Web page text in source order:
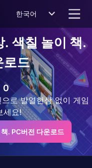
한국어
색칠 놀이 책.
로드
0
로 발열현상 없이 게임
세요!
. PC버전 다운로드